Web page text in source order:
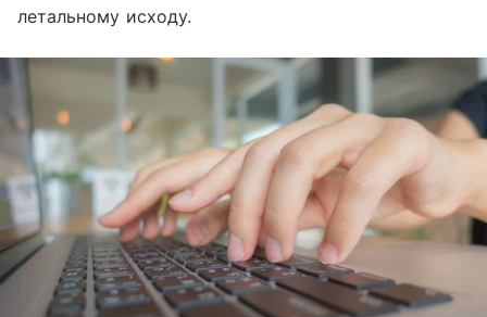
летальному исходу.